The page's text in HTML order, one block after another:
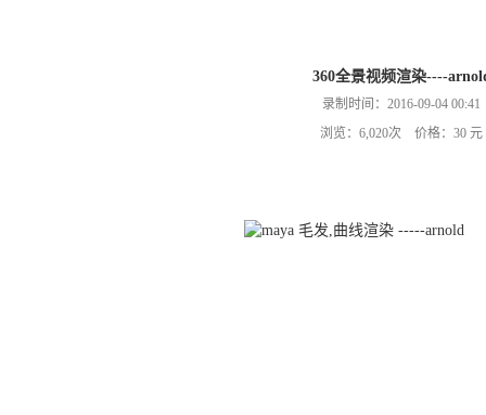
360全景视频渲染----
录制时间：2016-09-04 00:41
浏览：6,020次 价格：30 元